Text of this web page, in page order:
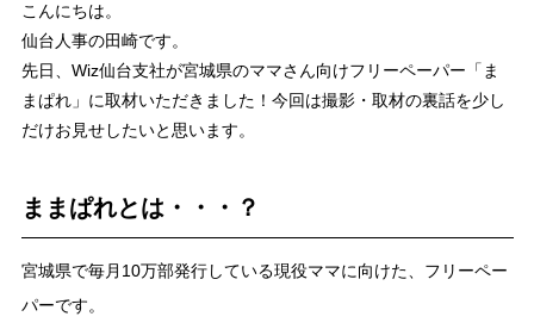
こんにちは。
仙台人事の田崎です。
先日、Wiz仙台支社が宮城県のママさん向けフリーペーパー「ま
まぱれ」に取材いただきました！今回は撮影・取材の裏話を少し
だけお見せしたいと思います。
ままぱれとは・・・？
宮城県で毎月10万部発行している現役ママに向けた、フリーペー
パーです。